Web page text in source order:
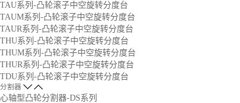
TAU系列-凸轮滚子中空旋转分度台
TAUM系列-凸轮滚子中空旋转分度台
TAUR系列-凸轮滚子中空旋转分度台
THU系列-凸轮滚子中空旋转分度台
THUM系列-凸轮滚子中空旋转分度台
THUR系列-凸轮滚子中空旋转分度台
TDU系列-凸轮滚子中空旋转分度台
分割器
心轴型凸轮分割器-DS系列